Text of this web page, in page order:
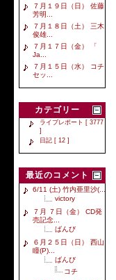
７月１９日（日） 佐藤
芳明...
７月１８日（土） 三木
俊雄...
７月１７日（金） 「
Ja...
７月１５日（水） コチ
セッ...
カテゴリー
ライブレポート [ 3777
]
日記 [ 12 ]
最近のコメント
6/11 (土) 竹内亜里沙(...
victory
７月 ７日（金） CD発
売記念...
ばんび
６月２５日（日） 西山
瞳(P)...
ばんび
コチ